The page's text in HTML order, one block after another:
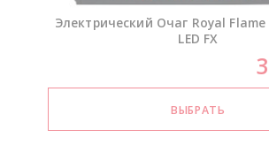
Электрический Очаг Royal Flame
LED FX